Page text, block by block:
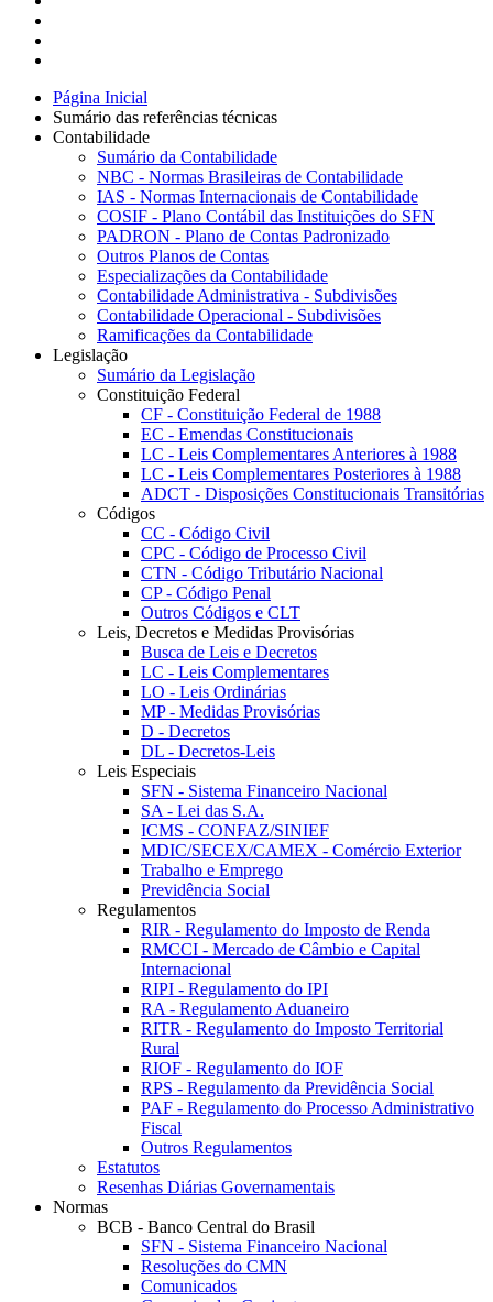
Página Inicial
Sumário das referências técnicas
Contabilidade
Sumário da Contabilidade
NBC - Normas Brasileiras de Contabilidade
IAS - Normas Internacionais de Contabilidade
COSIF - Plano Contábil das Instituições do SFN
PADRON - Plano de Contas Padronizado
Outros Planos de Contas
Especializações da Contabilidade
Contabilidade Administrativa - Subdivisões
Contabilidade Operacional - Subdivisões
Ramificações da Contabilidade
Legislação
Sumário da Legislação
Constituição Federal
CF - Constituição Federal de 1988
EC - Emendas Constitucionais
LC - Leis Complementares Anteriores à 1988
LC - Leis Complementares Posteriores à 1988
ADCT - Disposições Constitucionais Transitórias
Códigos
CC - Código Civil
CPC - Código de Processo Civil
CTN - Código Tributário Nacional
CP - Código Penal
Outros Códigos e CLT
Leis, Decretos e Medidas Provisórias
Busca de Leis e Decretos
LC - Leis Complementares
LO - Leis Ordinárias
MP - Medidas Provisórias
D - Decretos
DL - Decretos-Leis
Leis Especiais
SFN - Sistema Financeiro Nacional
SA - Lei das S.A.
ICMS - CONFAZ/SINIEF
MDIC/SECEX/CAMEX - Comércio Exterior
Trabalho e Emprego
Previdência Social
Regulamentos
RIR - Regulamento do Imposto de Renda
RMCCI - Mercado de Câmbio e Capital
Internacional
RIPI - Regulamento do IPI
RA - Regulamento Aduaneiro
RITR - Regulamento do Imposto Territorial
Rural
RIOF - Regulamento do IOF
RPS - Regulamento da Previdência Social
PAF - Regulamento do Processo Administrativo
Fiscal
Outros Regulamentos
Estatutos
Resenhas Diárias Governamentais
Normas
BCB - Banco Central do Brasil
SFN - Sistema Financeiro Nacional
Resoluções do CMN
Comunicados